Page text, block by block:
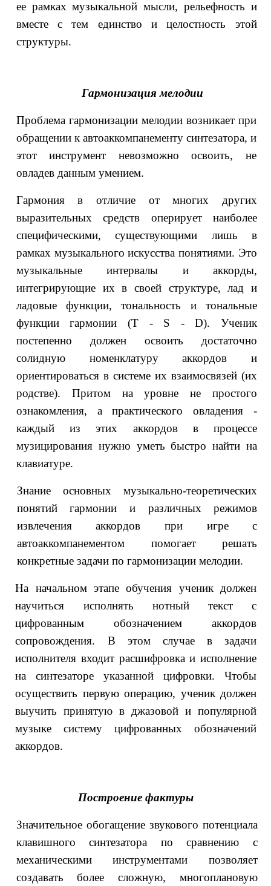
ее рамках музыкальной мысли, рельефность и
вместе с тем единство и целостность этой
структуры.
Гармонизация мелодии
Проблема гармонизации мелодии возникает при
обращении к автоаккомпанементу синтезатора, и
этот инструмент невозможно освоить, не
овладев данным умением.
Гармония в отличие от многих других
выразительных средств оперирует наиболее
специфическими, существующими лишь в
рамках музыкального искусства понятиями. Это
музыкальные интервалы и аккорды,
интегрирующие их в своей структуре, лад и
ладовые функции, тональность и тональные
функции гармонии (Т - S - D). Ученик
постепенно должен освоить достаточно
солидную номенклатуру аккордов и
ориентироваться в системе их взаимосвязей (их
родстве). Притом на уровне не простого
ознакомления, а практического овладения -
каждый из этих аккордов в процессе
музицирования нужно уметь быстро найти на
клавиатуре.
Знание основных музыкально-теоретических
понятий гармонии и различных режимов
извлечения аккордов при игре с
автоаккомпанементом помогает решать
конкретные задачи по гармонизации мелодии.
На начальном этапе обучения ученик должен
научиться исполнять нотный текст с
цифрованным обозначением аккордов
сопровождения. В этом случае в задачи
исполнителя входит расшифровка и исполнение
на синтезаторе указанной цифровки. Чтобы
осуществить первую операцию, ученик должен
выучить принятую в джазовой и популярной
музыке систему цифрованных обозначений
аккордов.
Построение фактуры
Значительное обогащение звукового потенциала
клавишного синтезатора по сравнению с
механическими инструментами позволяет
создавать более сложную, многоплановую